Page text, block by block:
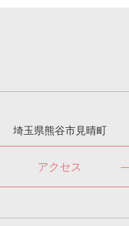
埼玉県熊谷市見晴町
アクセス